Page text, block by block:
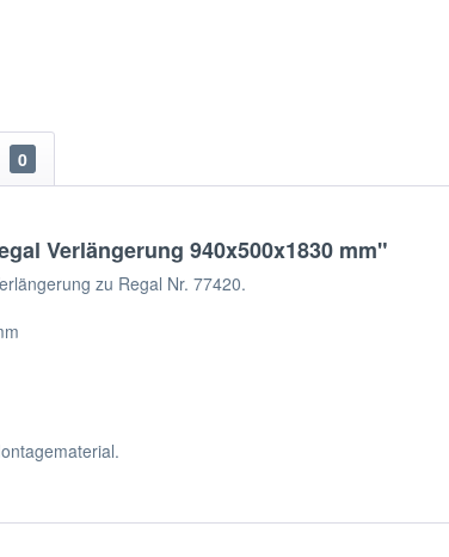
0
Verlängerung 940x500x1830 mm"
zu Regal Nr. 77420.